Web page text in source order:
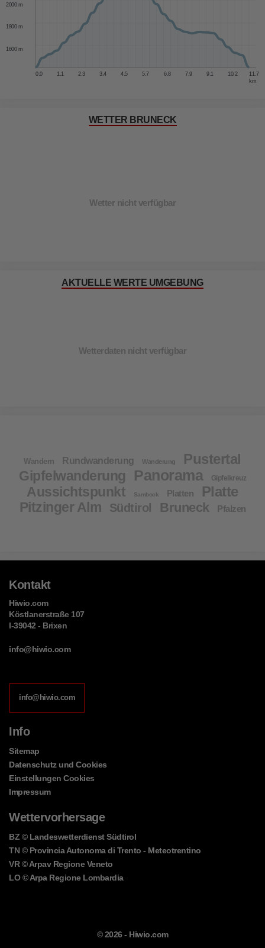
0.0 1.1 2.3 3.4 4.5 5.7 6.8 7.9 9.1 10.2
11.7
km
1600 m
1800 m
2000 m
WETTER BRUNECK
Wetter nicht verfügbar
AKTUELLE WERTE UMGEBUNG
Wetterdaten nicht verfügbar
Wandern Rundwanderung Wanderung Pustertal
Gipfelwanderung Panorama Gipfelkreuz
Aussichtspunkt Sambock Platten Platte
Pitzinger Alm Südtirol Bruneck Pfalzen
Kontakt
Hiwio.com
Köstlanerstraße 107
I-39042 - Brixen
info@hiwio.com
info@hiwio.com
Info
Sitemap
Datenschutz und Cookies
Einstellungen Cookies
Impressum
Wettervorhersage
BZ © Landeswetterdienst Südtirol
TN © Provincia Autonoma di Trento - Meteotrentino
VR © Arpav Regione Veneto
LO © Arpa Regione Lombardia
© 2026 - Hiwio.com